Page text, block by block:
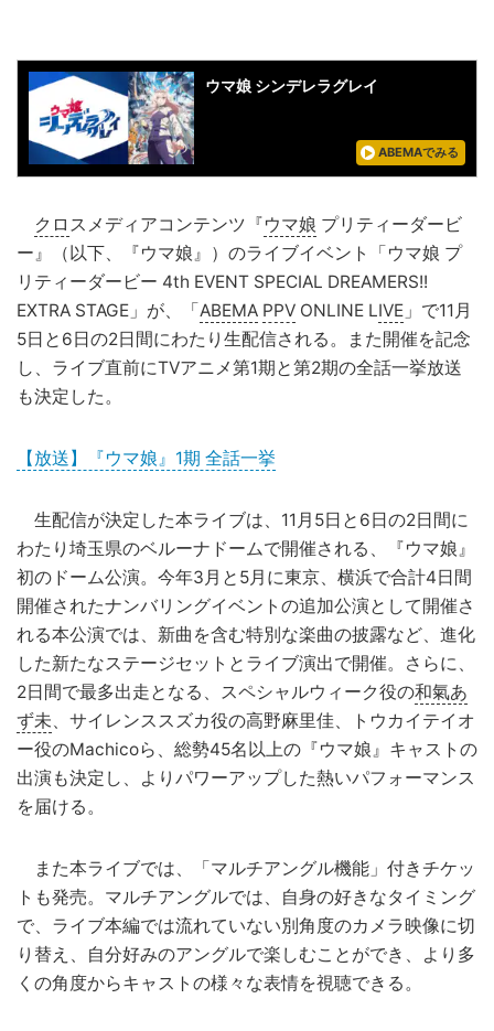
ウマ娘 シンデレラグレイ
ABEMAでみる
クロ スメディアコンテンツ『ウマ娘 プリティーダービ
ー』（以下、『ウマ娘』）のライブイベント「ウマ娘 プ
リティーダービー 4th EVENT SPECIAL DREAMERS!!
EXTRA STAGE」が、「 ABEMA PPV ONLINE LIVE 」で11月
5日と6日の2日間にわたり生配信される。また開催を記念
し、ライブ直前にTVアニメ第1期と第2期の全話一挙放送
も決定した。
【放送】『ウマ娘』1期 全話一挙
生配信が決定した本ライブは、11月5日と6日の2日間に
わたり埼玉県のベルーナドームで開催される、『ウマ娘』
初のドーム公演。今年3月と5月に東京、横浜で合計4日間
開催されたナンバリングイベントの追加公演として開催さ
れる本公演では、新曲を含む特別な楽曲の披露など、進化
した新たなステージセットとライブ演出で開催。さらに、
2日間で最多出走となる、スペシャルウィーク役の和氣あ
ず未、サイレンススズカ役の高野麻里佳、トウカイテイオ
ー役のMachicoら、総勢45名以上の『ウマ娘』キャストの
出演も決定し、よりパワーアップした熱いパフォーマンス
を届ける。
また本ライブでは、「マルチアングル機能」付きチケッ
トも発売。マルチアングルでは、自身の好きなタイミング
で、ライブ本編では流れていない別角度のカメラ映像に切
り替え、自分好みのアングルで楽しむことができ、より多
くの角度からキャストの様々な表情を視聴できる。